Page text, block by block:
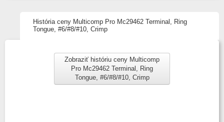
História ceny Multicomp Pro Mc29462 Terminal, Ring
Tongue, #6/#8/#10, Crimp
Zobraziť históriu ceny Multicomp
Pro Mc29462 Terminal, Ring
Tongue, #6/#8/#10, Crimp